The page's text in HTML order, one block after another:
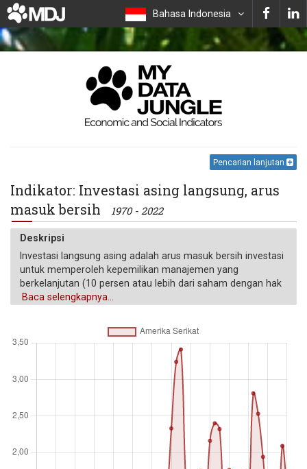
Bahasa Indonesia
Pencarian lanjutan
Indikator: Investasi asing langsung, arus
masuk bersih
1970 - 2022
Deskripsi
Investasi langsung asing adalah arus masuk bersih investasi
untuk memperoleh kepemilikan manajemen yang
berkelanjutan (10 persen atau lebih dari saham dengan hak
suara) dalam suatu perusahaan yang beroperasi di ekonomi
ekuitas saham, reinvestasi laba, modal jangka panjang
lainnya, dan modal jangka pendek seperti yang ditunjukkan
dalam neraca pembayaran. Seri ini menunjukkan arus
masuk bersih (arus masuk investasi baru dikurangi divestasi)
dalam ekonomi pelapor oleh investor asing dalam kaitannya
Satuan pengukuran
Baca selengkapnya...